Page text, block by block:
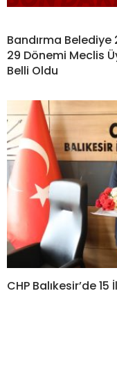
Bandırma
29 Dönemi Meclis
Belli Oldu
CHP Balıkesir’de 15